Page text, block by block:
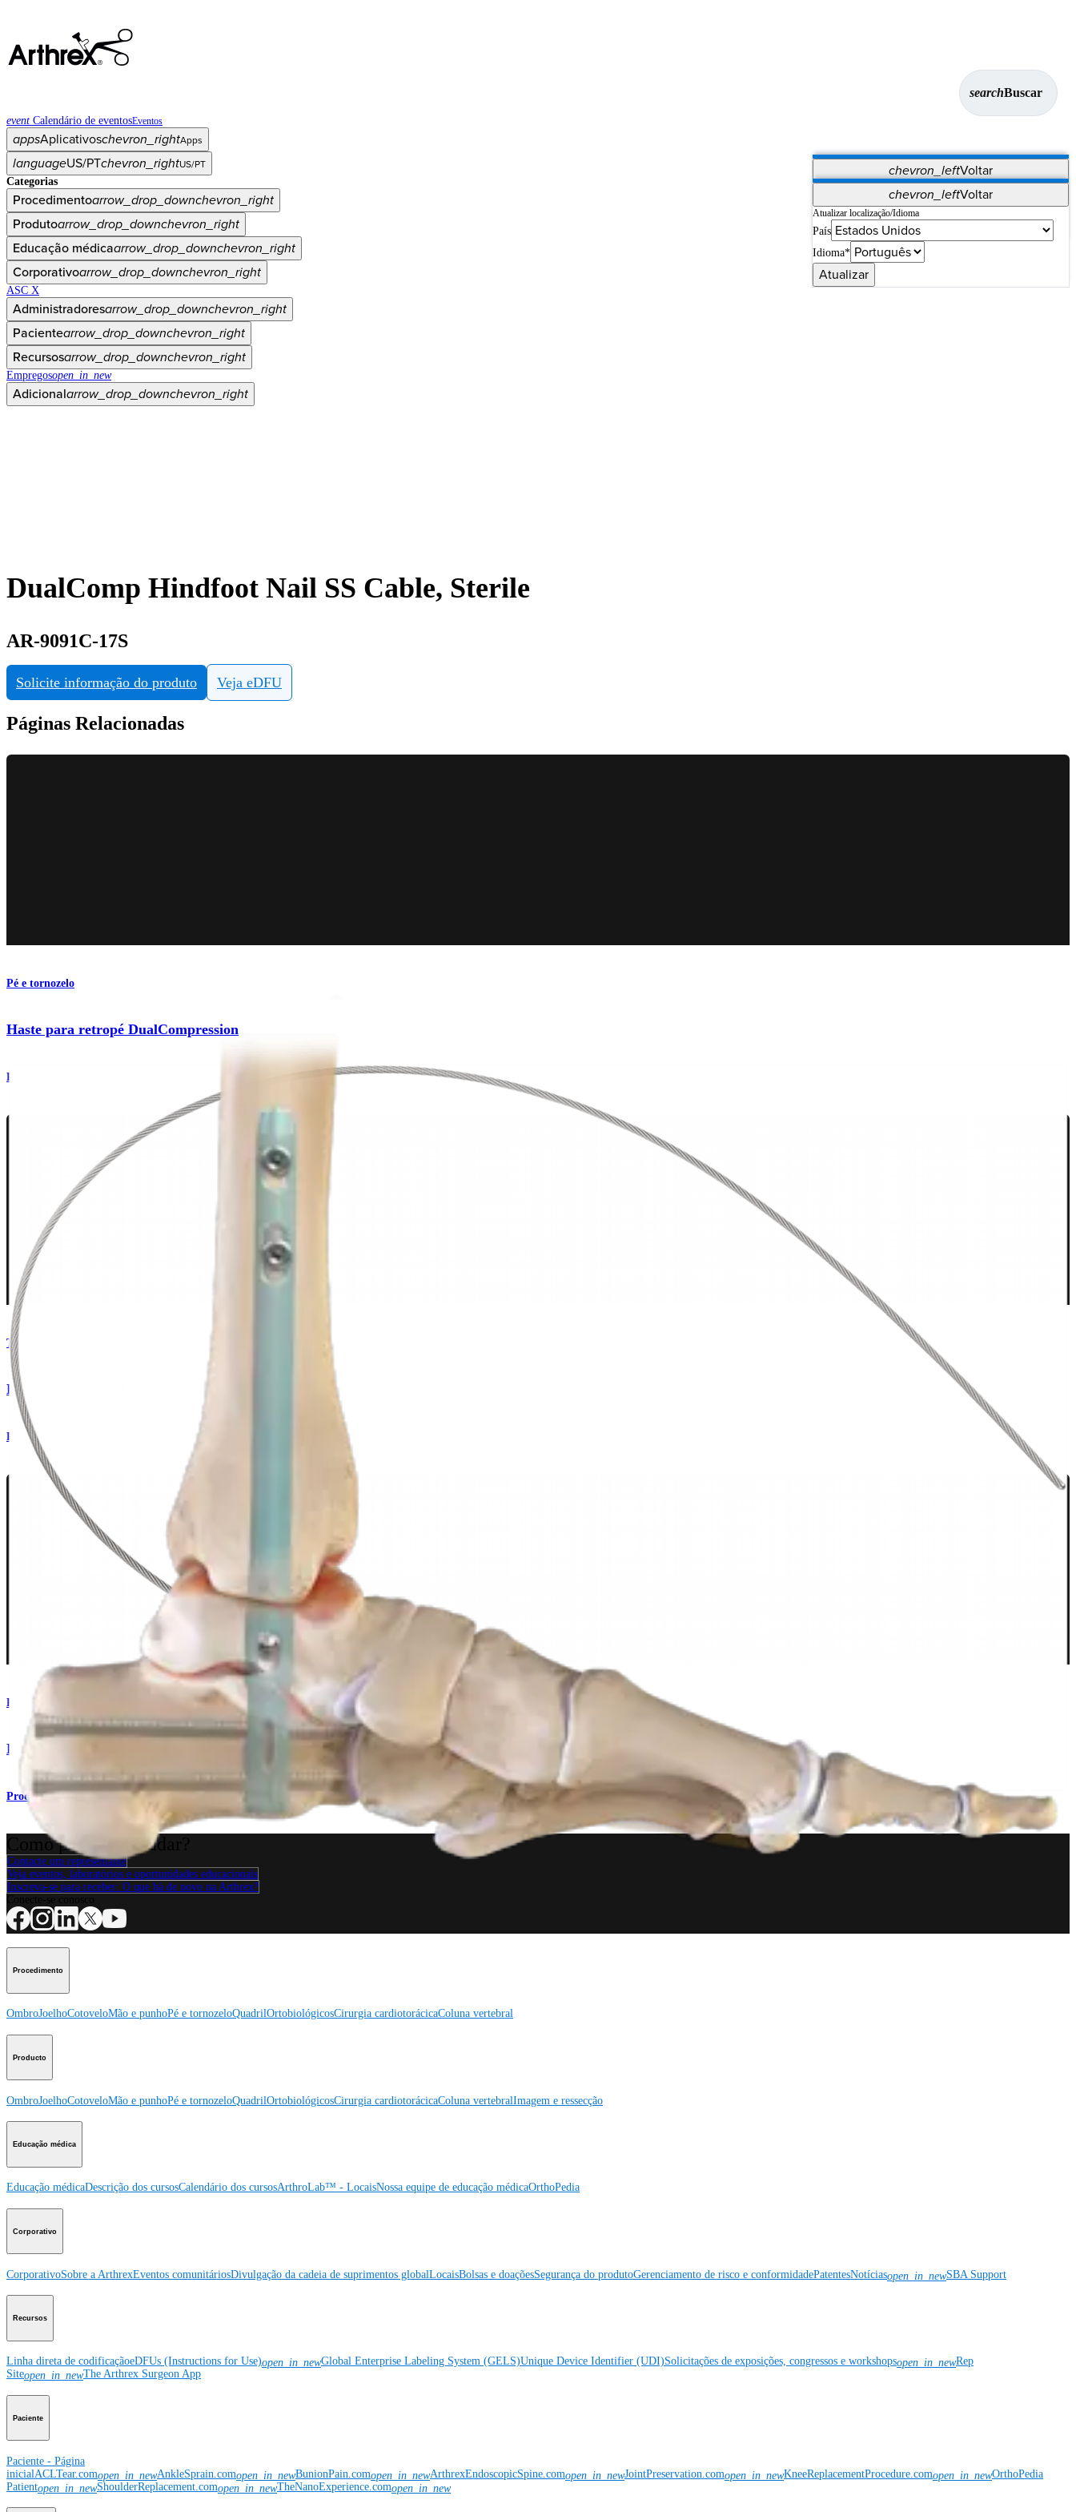
searchBuscar
event Calendário de eventosEventos
appsAplicativoschevron_rightApps
chevron_leftVoltar
Vet Systems OrthoPedia Patient
Supplier Portal
Synergy Imaging & Resection
languageUS/PTchevron_rightUS/PT
chevron_leftVoltar
Atualizar localização/Idioma
País
Idioma*
Atualizar
Categorias
Procedimentoarrow_drop_downchevron_right
Produtoarrow_drop_downchevron_right
Educação médicaarrow_drop_downchevron_right
Corporativoarrow_drop_downchevron_right
ASC X
Administradoresarrow_drop_downchevron_right
Pacientearrow_drop_downchevron_right
Recursosarrow_drop_downchevron_right
Empregosopen_in_new
Adicionalarrow_drop_downchevron_right
DualComp Hindfoot Nail SS Cable, Sterile
AR-9091C-17S
Solicite informação do produto Veja eDFU
Páginas Relacionadas
Pé e tornozelo
Haste para retropé DualCompression
Procedimento
Traumatismo - Extremidades inferiores
DualCompression Hindfoot Nail
Procedimento
Pé e tornozelo
DualCompression Hindfoot Nail
Produto
Como podemos ajudar?
Contacte um representante
Veja eventos, laboratórios e oportunidades educacionais
Inscreva-se para receber: O que há de novo na Arthrex?
Procedimento
OmbroJoelhoCotoveloMão e punhoPé e tornozeloQuadrilOrtobiológicosCirurgia cardiotorácicaColuna vertebral
Producto
OmbroJoelhoCotoveloMão e punhoPé e tornozeloQuadrilOrtobiológicosCirurgia cardiotorácicaColuna vertebralImagem e ressecção
Educação médica
Educação médicaDescrição dos cursosCalendário dos cursosArthroLab™ - LocaisNossa equipe de educação médicaOrthoPedia
Corporativo
CorporativoSobre a ArthrexEventos comunitáriosDivulgação da cadeia de suprimentos globalLocaisBolsas e doaçõesSegurança do produtoGerenciamento de risco e conformidadePatentesNotíciasopen_in_newSBA Support
Recursos
Linha direta de codificaçãoeDFUs (Instructions for Use)open_in_newGlobal Enterprise Labeling System (GELS)Unique Device Identifier (UDI)Solicitações de exposições, congressos e workshopsopen_in_newRep
Siteopen_in_newThe Arthrex Surgeon App
Paciente
Paciente - Página
inicial ACLTear.comopen_in_newAnkleSprain.comopen_in_newBunionPain.comopen_in_newArthrexEndoscopicSpine.comopen_in_newJointPreservation.comopen_in_newKneeReplacementProcedure.comopen_in_newOrthoPedia
Patientopen_in_newShoulderReplacement.comopen_in_newTheNanoExperience.comopen_in_new